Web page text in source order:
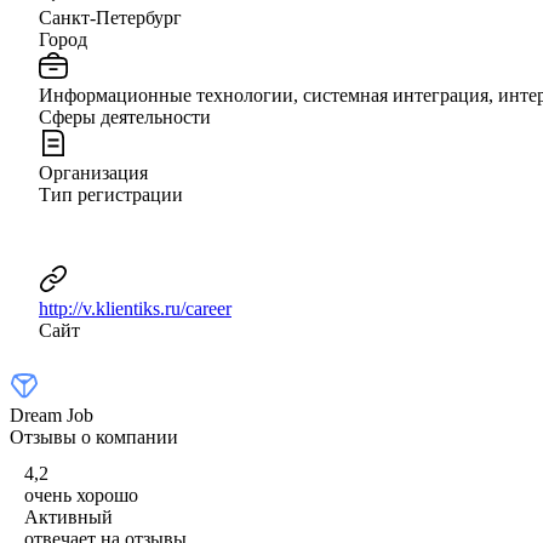
Санкт-Петербург
Город
Информационные технологии, системная интеграция,
Сферы деятельности
Организация
Тип регистрации
http://v.klientiks.ru/career
Сайт
Dream Job
Отзывы о компании
4,2
очень хорошо
Активный
отвечает на отзывы